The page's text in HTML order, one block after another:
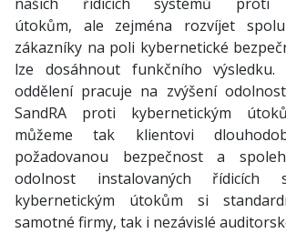
útokům, ale zejména rozvíjet
zákazníky na poli kybernetické
lze dosáhnout funkčního výsledku.
oddělení pracuje na zvýšení
SandRA proti kybernetickým
můžeme tak klientovi
požadovanou bezpečnost a
odolnost instalovaných řídicích
kybernetickým útokům si
samotné firmy, tak i nezávislé